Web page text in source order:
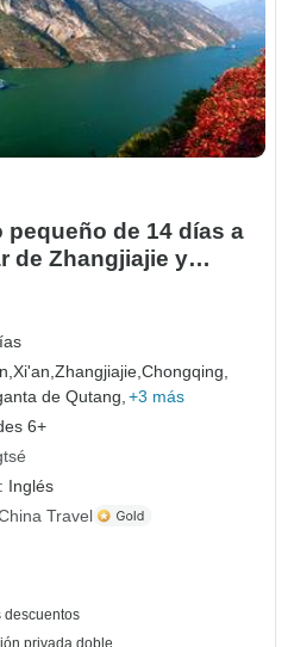
de 14 días a
de Zhangjiajie y
Xi'an,Zhangjiajie,Chongqing,
de Qutang, +3 más
6+
Inglés
Travel
descuentos
privada doble